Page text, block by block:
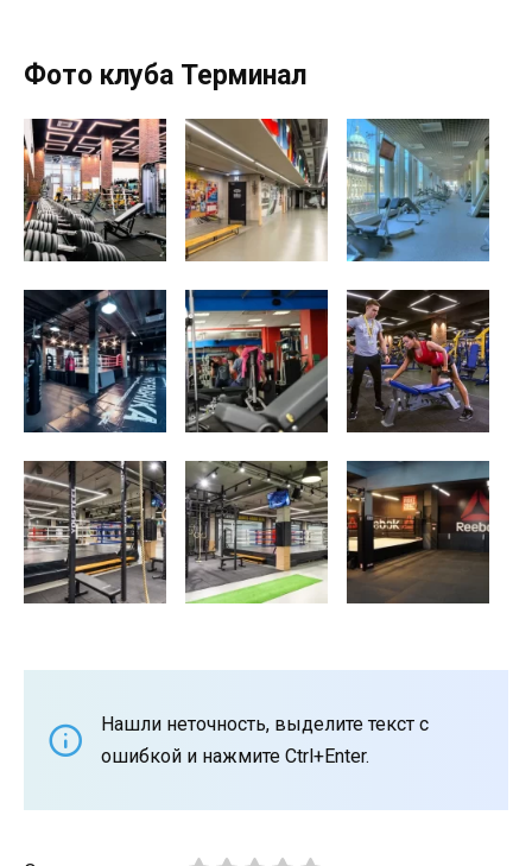
Фото клуба Терминал
Нашли неточность, выделите текст с
ошибкой и нажмите Ctrl+Enter.